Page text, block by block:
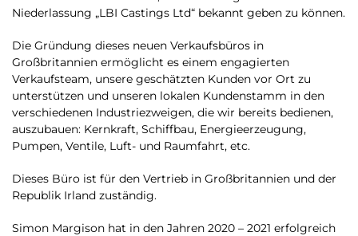
Niederlassung „LBI Castings Ltd“ bekannt geben zu können.
Die Gründung dieses neuen Verkaufsbüros in
Großbritannien ermöglicht es einem engagierten
Verkaufsteam, unsere geschätzten Kunden vor Ort zu
unterstützen und unseren lokalen Kundenstamm in den
verschiedenen Industriezweigen, die wir bereits bedienen,
auszubauen: Kernkraft, Schiffbau, Energieerzeugung,
Pumpen, Ventile, Luft- und Raumfahrt, etc.
Dieses Büro ist für den Vertrieb in Großbritannien und der
Republik Irland zuständig.
Simon Margison hat in den Jahren 2020 – 2021 erfolgreich